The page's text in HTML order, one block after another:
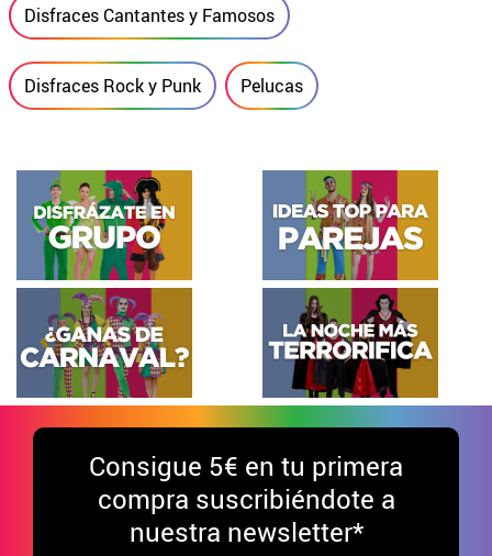
Disfraces Cantantes y Famosos
Disfraces Rock y Punk Pelucas
Consigue 5€ en tu primera
compra suscribiéndote a
nuestra newsletter*